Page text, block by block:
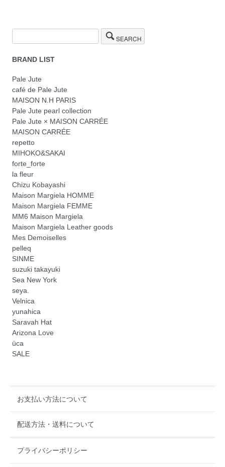
SEARCH
BRAND LIST
Pale Jute
café de Pale Jute
MAISON N.H PARIS
Pale Jute pearl collection
Pale Jute × MAISON CARRÉE
MAISON CARRÉE
repetto
MIHOKO&SAKAI
forte_forte
la fleur
Chizu Kobayashi
Maison Margiela HOMME
Maison Margiela FEMME
MM6 Maison Margiela
Maison Margiela Leather goods
Mes Demoiselles
pelleq
SINME
suzuki takayuki
Sea New York
seya.
Velnica
yunahica
Saravah Hat
Arizona Love
üca
SALE
お支払い方法について
配送方法・送料について
プライバシーポリシー